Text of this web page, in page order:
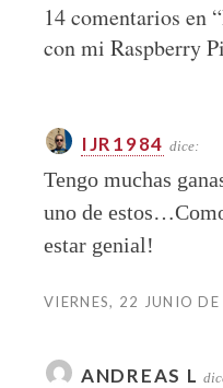
14 comentarios en “
con mi Raspberry Pi
IJR1984 dice:
Tengo muchas
uno de
estar genial!
VIERNES, 22 JUNIO
ANDREAS L